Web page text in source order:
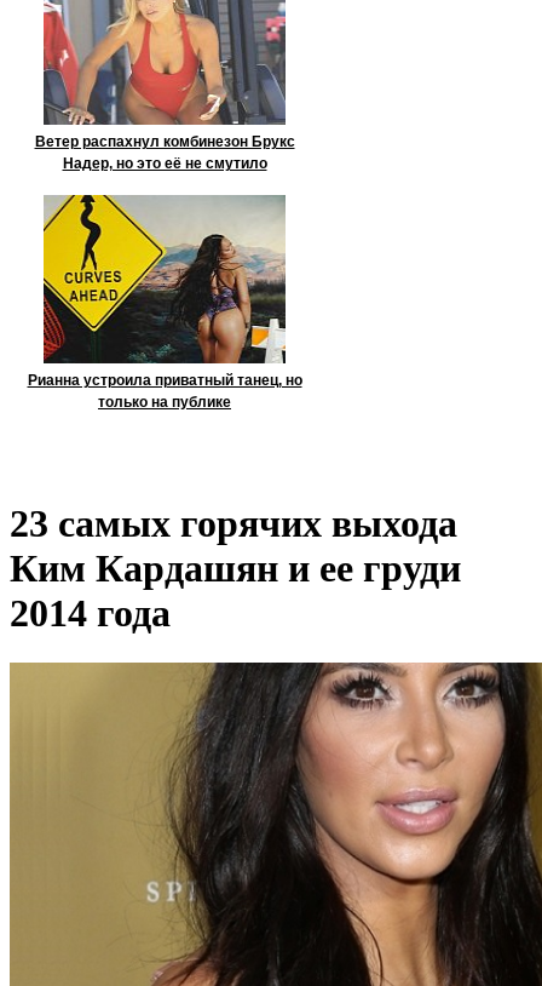
Ветер распахнул комбинезон Брукс
Надер, но это её не смутило
Рианна устроила приватный танец, но
только на публике
23 самых горячих выхода
Ким Кардашян и ее груди
2014 года